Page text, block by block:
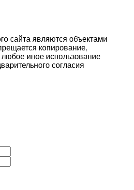
сайта являются объектами
копирование,
иное использование
согласия